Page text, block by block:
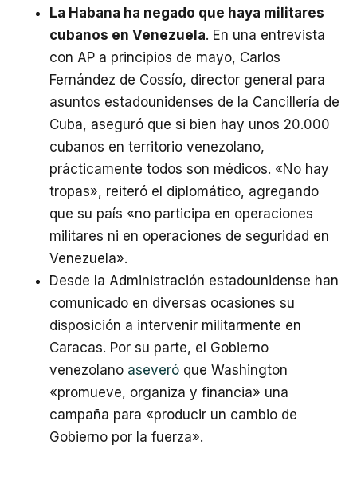
La Habana ha negado que haya militares
cubanos en Venezuela. En una entrevista
con AP a principios de mayo, Carlos
Fernández de Cossío, director general para
asuntos estadounidenses de la Cancillería de
Cuba, aseguró que si bien hay unos 20.000
cubanos en territorio venezolano,
prácticamente todos son médicos. «No hay
tropas», reiteró el diplomático, agregando
que su país «no participa en operaciones
militares ni en operaciones de seguridad en
Venezuela».
Desde la Administración estadounidense han
comunicado en diversas ocasiones su
disposición a intervenir militarmente en
Caracas. Por su parte, el Gobierno
venezolano aseveró que Washington
«promueve, organiza y financia» una
campaña para «producir un cambio de
Gobierno por la fuerza».